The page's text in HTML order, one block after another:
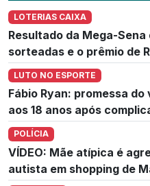
LOTERIAS CAIXA
Resultado da Mega-
sorteadas e o prêmio de
LUTO NO ESPORTE
Fábio Ryan: promessa
aos 18 anos após
POLÍCIA
VÍDEO: Mãe atípica é
autista em shopping de